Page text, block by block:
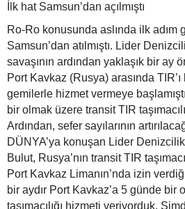
İlk hat Samsun’dan açılmıştı
Ro-Ro konusunda aslında ilk adım
Samsun’dan atılmıştı. Lider
savaşının ardından yaklaşık bir ay
Port Kavkaz (Rusya) arasında
gemilerle hizmet vermeye
bir olmak üzere transit TIR
Ardından, sefer sayılarının
DÜNYA’ya konuşan Lider
Bulut, Rusya’nın transit TIR
Port Kavkaz Limanın’nda izin
bir aydır Port Kavkaz’a 5 günde bir
taşımacılığı hizmeti veriyorduk.